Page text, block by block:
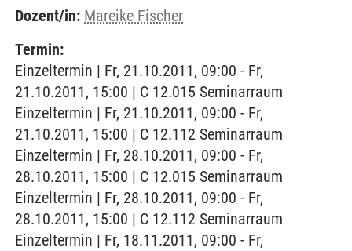
Dozent/in: Mareike Fischer
Termin:
Einzeltermin | Fr, 21.10.2011, 09:00 - Fr,
21.10.2011, 15:00 | C 12.015 Seminarraum
Einzeltermin | Fr, 21.10.2011, 09:00 - Fr,
21.10.2011, 15:00 | C 12.112 Seminarraum
Einzeltermin | Fr, 28.10.2011, 09:00 - Fr,
28.10.2011, 15:00 | C 12.015 Seminarraum
Einzeltermin | Fr, 28.10.2011, 09:00 - Fr,
28.10.2011, 15:00 | C 12.112 Seminarraum
Einzeltermin | Fr, 18.11.2011, 09:00 - Fr,